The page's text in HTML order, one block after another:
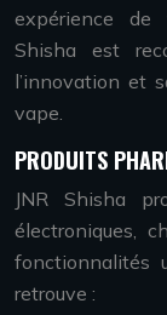
expérience de
Shisha est
l’innovation et
vape.
PRODUITS
JNR Shisha
électroniques,
fonctionnalités
retrouve :